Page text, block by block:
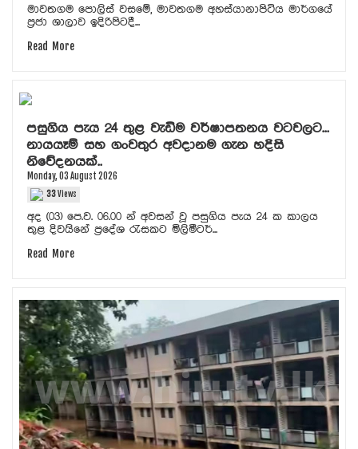
මාවතගම පොලිස් වසමේ, මාවතගම අහස්යානාපිටිය මාර්ගයේ
ප්‍රජා ශාලාව ඉදිරිපිටදී...
Read More
පසුගිය පැය 24 තුළ වැඩිම වර්ෂාපතනය වටවලට...
නායයෑම් සහ ගංවතුර අවදානම ගැන හදිසි
නිවේදනයක්..
Monday, 03 August 2026
33Views
අද (03) පෙ.ව. 06.00 න් අවසන් වූ පසුගිය පැය 24 ක කාලය
තුළ දිවයිනේ ප්‍රදේශ රැසකට මිලිමීටර්...
Read More